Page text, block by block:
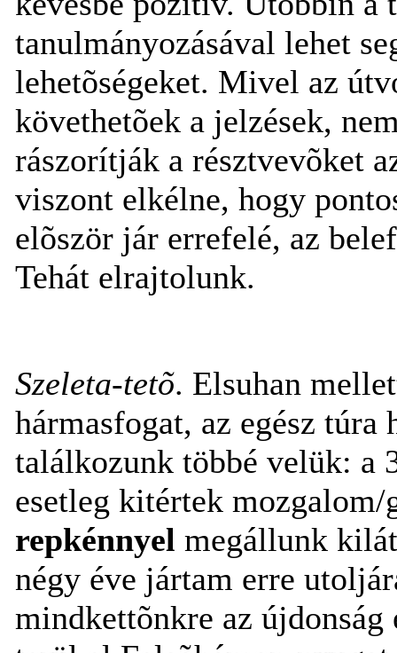
tanulmányozásával lehet
lehetõségeket. Mivel az
követhetõek a jelzések,
rászorítják a résztvevõket
viszont elkélne, hogy
elõször jár errefelé, az
Tehát elrajtolunk.
Szeleta-tetõ. Elsuhan
hármasfogat, az egész túra
találkozunk többé velük: a
esetleg kitértek
repkénnyel megállunk
négy éve jártam erre
mindkettõnkre az